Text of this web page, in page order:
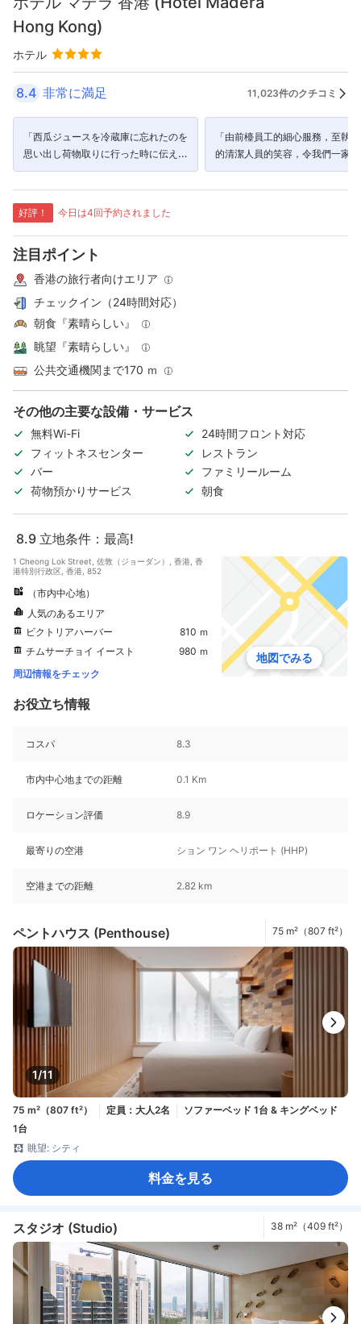
Hong Kong)
ホテル
8.4 非常に満足 11,023件のクチコミ
「西瓜ジュースを冷蔵庫に忘れたのを
思い出し荷物取りに行った時に伝えた
らスタッフがロビーまで持って来てく
れました。」
「由前檯員工的細心服務，至執
的清潔人員的笑容，令我們一家
非常滿意的住宿體驗。」
好評！ 今日は4回予約されました
注目ポイント
香港の旅行者向けエリア
チェックイン（24時間対応）
朝食『素晴らしい』
眺望『素晴らしい』
公共交通機関まで170 ｍ
その他の主要な設備・サービス
無料Wi-Fi
24時間フロント対応
フィットネスセンター
レストラン
バー
ファミリールーム
荷物預かりサービス
朝食
8.9 立地条件：最高!
1 Cheong Lok Street, 佐敦（ジョーダン）, 香港, 香
港特別行政区, 香港, 852
（市内中心地）
人気のあるエリア
ビクトリアハーバー
810 ｍ
チムサーチョイ イースト
980 ｍ
周辺情報をチェック
地図でみる
お役立ち情報
コスパ 8.3
市内中心地までの距離 0.1 Km
ロケーション評価 8.9
最寄りの空港 ション ワン ヘリポート (HHP)
空港までの距離 2.82 km
ペントハウス (Penthouse) 75 m²（807 ft²）
1/11
75 m²（807 ft²） 定員：大人2名
ソファーベッド 1台 & キングベッド
1台
眺望: シティ
料金を見る
スタジオ (Studio) 38 m²（409 ft²）